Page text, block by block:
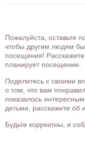
Пожалуйста, оставьте
чтобы другим людям
посещения! Расскажите
планирует посещение.
Поделитесь с своими
о том, что вам
показалось
детьми, расскажите об
Будьте корректны, и